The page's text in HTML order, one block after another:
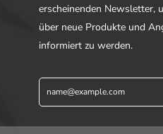
erscheinenden Newsletter,
über neue Produkte und
informiert zu werden.